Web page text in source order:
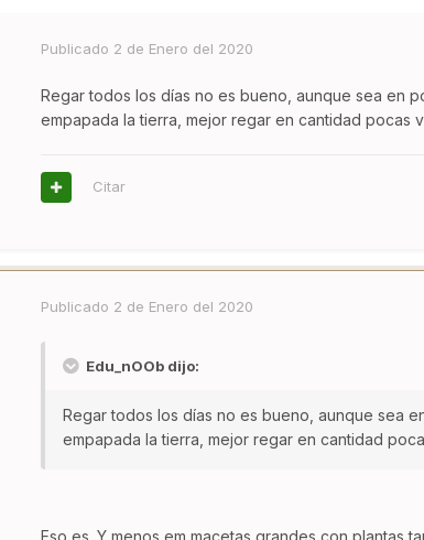
Publicado 2 de Enero del 2020
Regar todos los días no es bueno, aunque sea en
empapada la tierra, mejor regar en cantidad
Citar
Publicado 2 de Enero del 2020
Edu_nOOb dijo:
Regar todos los días no es bueno, aunque sea
empapada la tierra, mejor regar en cantidad